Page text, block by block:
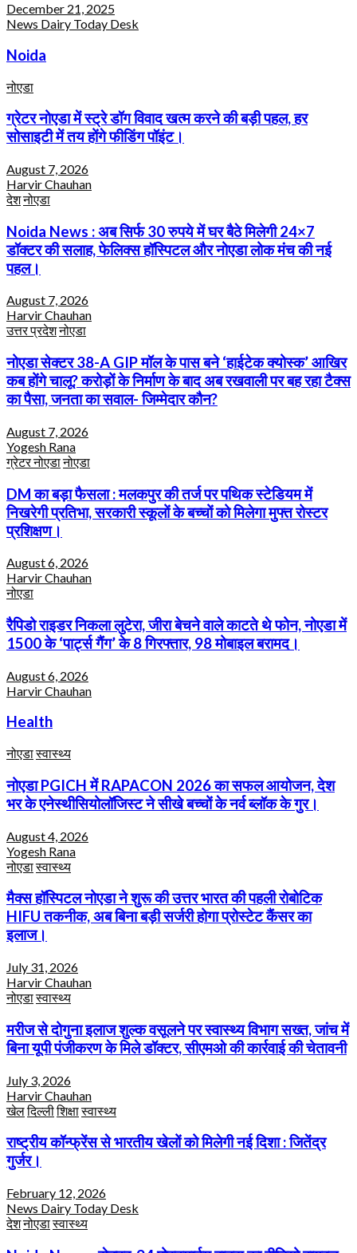
December 21, 2025
News Dairy Today Desk
Noida
नोएडा
ग्रेटर नोएडा में स्ट्रे डॉग विवाद खत्म करने की बड़ी पहल, हर
सोसाइटी में तय होंगे फीडिंग पॉइंट।
August 7, 2026
Harvir Chauhan
देशनोएडा
Noida News : अब सिर्फ 30 रुपये में घर बैठे मिलेगी 24×7
डॉक्टर की सलाह, फेलिक्स हॉस्पिटल और नोएडा लोक मंच की नई
पहल।
August 7, 2026
Harvir Chauhan
उत्तर प्रदेशनोएडा
नोएडा सेक्टर 38-A GIP मॉल के पास बने ‘हाईटेक क्योस्क’ आखिर
कब होंगे चालू? करोड़ों के निर्माण के बाद अब रखवाली पर बह रहा टैक्स
का पैसा, जनता का सवाल- जिम्मेदार कौन?
August 7, 2026
Yogesh Rana
ग्रेटर नोएडानोएडा
DM का बड़ा फैसला : मलकपुर की तर्ज पर पथिक स्टेडियम में
निखरेगी प्रतिभा, सरकारी स्कूलों के बच्चों को मिलेगा मुफ्त रोस्टर
प्रशिक्षण।
August 6, 2026
Harvir Chauhan
नोएडा
रैपिडो राइडर निकला लुटेरा, जीरा बेचने वाले काटते थे फोन, नोएडा में
1500 के ‘पार्ट्स गैंग’ के 8 गिरफ्तार, 98 मोबाइल बरामद।
August 6, 2026
Harvir Chauhan
Health
नोएडास्वास्थ्य
नोएडा PGICH में RAPACON 2026 का सफल आयोजन, देश
भर के एनेस्थीसियोलॉजिस्ट ने सीखे बच्चों के नर्व ब्लॉक के गुर।
August 4, 2026
Yogesh Rana
नोएडास्वास्थ्य
मैक्स हॉस्पिटल नोएडा ने शुरू की उत्तर भारत की पहली रोबोटिक
HIFU तकनीक, अब बिना बड़ी सर्जरी होगा प्रोस्टेट कैंसर का
इलाज।
July 31, 2026
Harvir Chauhan
नोएडास्वास्थ्य
मरीज से दोगुना इलाज शुल्क वसूलने पर स्वास्थ्य विभाग सख्त, जांच में
बिना यूपी पंजीकरण के मिले डॉक्टर, सीएमओ की कार्रवाई की चेतावनी
July 3, 2026
Harvir Chauhan
खेलदिल्लीशिक्षास्वास्थ्य
राष्ट्रीय कॉन्फ्रेंस से भारतीय खेलों को मिलेगी नई दिशा : जितेंद्र
गुर्जर।
February 12, 2026
News Dairy Today Desk
देशनोएडास्वास्थ्य